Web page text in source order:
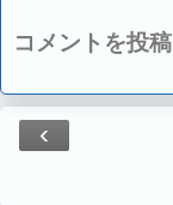
コメントを投稿
‹